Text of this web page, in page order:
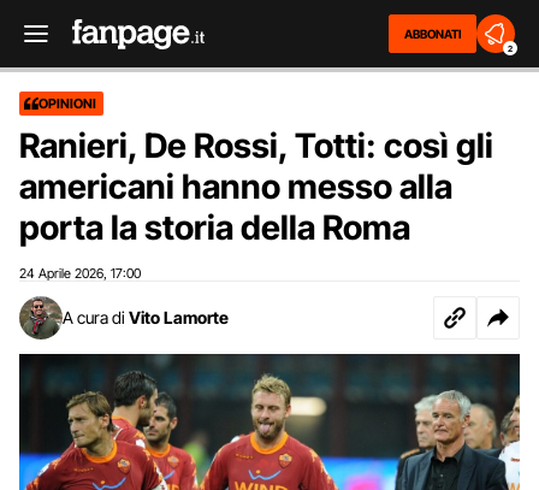
ABBONATI
2
OPINIONI
Ranieri, De Rossi, Totti: così gli
americani hanno messo alla
porta la storia della Roma
24 Aprile 2026 17:00
A cura di Vito Lamorte